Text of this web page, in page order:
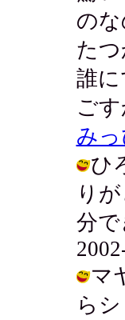
の
た
誰
ご
み
ひ
り
分
マ
ら